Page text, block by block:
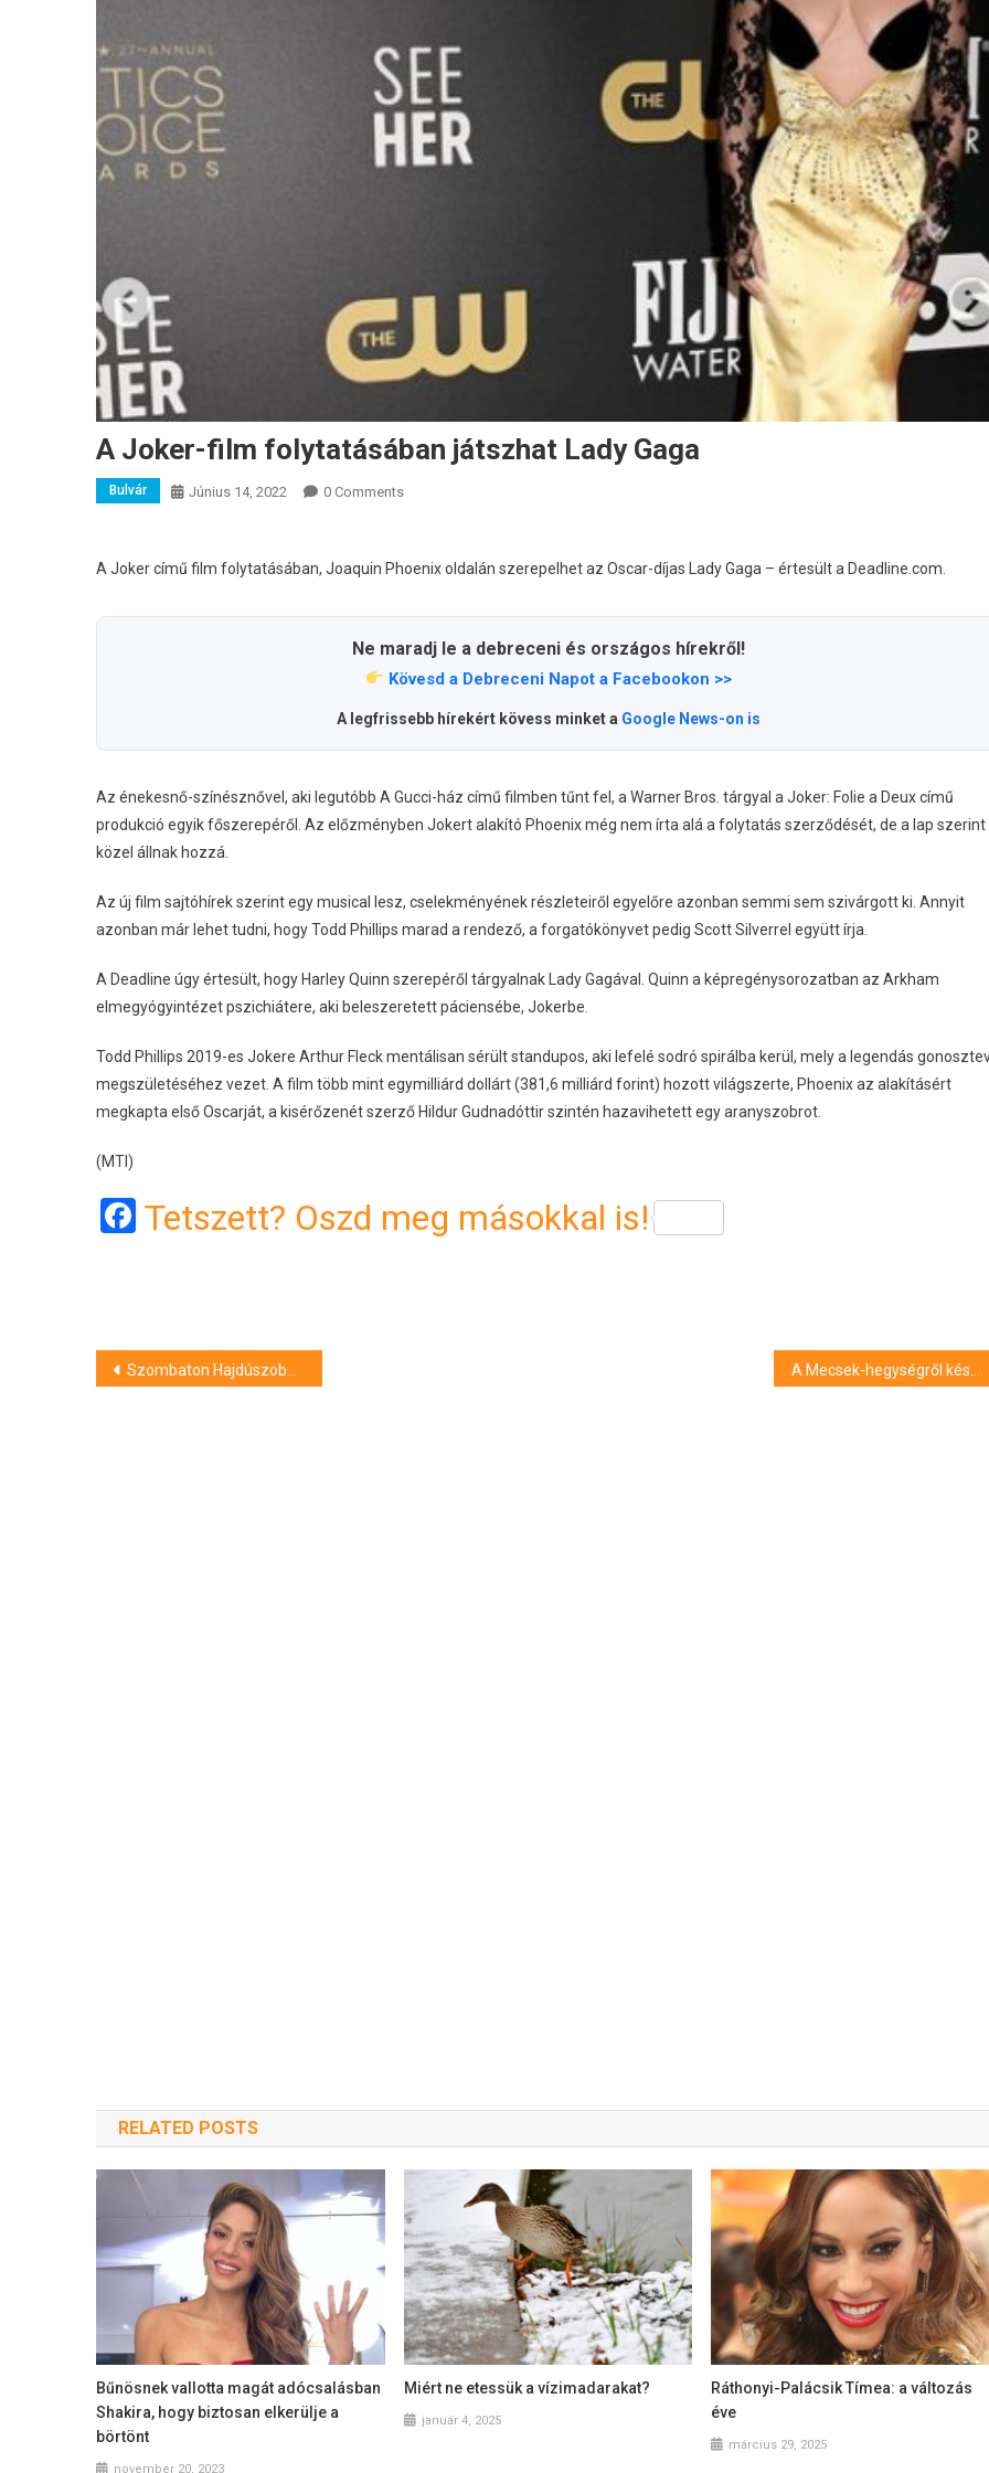
A Joker-film folytatásában játszhat Lady Gaga
Bulvár Június 14, 2022 0 Comments
A Joker című film folytatásában, Joaquin Phoenix oldalán szerepelhet az Oscar-díjas Lady Gaga – értesült a Deadline.com.
Ne maradj le a debreceni és országos hírekről!
Kövesd a Debreceni Napot a Facebookon >>
A legfrissebb hírekért kövess minket a Google News-on is
Az énekesnő-színésznővel, aki legutóbb A Gucci-ház című filmben tűnt fel, a Warner Bros. tárgyal a Joker: Folie a Deux című
produkció egyik főszerepéről. Az előzményben Jokert alakító Phoenix még nem írta alá a folytatás szerződését, de a lap szerint
közel állnak hozzá.
Az új film sajtóhírek szerint egy musical lesz, cselekményének részleteiről egyelőre azonban semmi sem szivárgott ki. Annyit
azonban már lehet tudni, hogy Todd Phillips marad a rendező, a forgatókönyvet pedig Scott Silverrel együtt írja.
A Deadline úgy értesült, hogy Harley Quinn szerepéről tárgyalnak Lady Gagával. Quinn a képregénysorozatban az Arkham
elmegyógyintézet pszichiátere, aki beleszeretett páciensébe, Jokerbe.
Todd Phillips 2019-es Jokere Arthur Fleck mentálisan sérült standupos, aki lefelé sodró spirálba kerül, mely a legendás
megszületéséhez vezet. A film több mint egymilliárd dollárt (381,6 milliárd forint) hozott világszerte, Phoenix az alakításért
megkapta első Oscarját, a kisérőzenét szerző Hildur Gudnadóttir szintén hazavihetett egy aranyszobrot.
(MTI)
Facebook
Tetszett? Oszd meg másokkal is!
Bejegyzés
Szombaton Hajdúszoboszlón lesz DOROGI koncert
RELATED POSTS
Bűnösnek vallotta magát adócsalásban
Shakira, hogy biztosan elkerülje a
börtönt
november 20, 2023
Miért ne etessük a vízimadarakat?
január 4, 2025
Ráthonyi-Palácsik Tímea: a változás
éve
március 29, 2025